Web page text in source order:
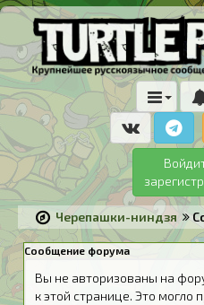
Черепашки-ниндзя
Сообщение форума
Вы не авторизованы на
к этой странице. Это могло